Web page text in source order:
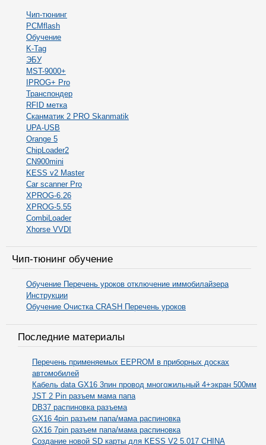
Чип-тюнинг
PCMflash
Обучение
K-Tag
ЭБУ
MST-9000+
IPROG+ Pro
Транспондер
RFID метка
Сканматик 2 PRO Skanmatik
UPA-USB
Orange 5
ChipLoader2
CN900mini
KESS v2 Master
Car scanner Pro
XPROG-6.26
XPROG-5.55
CombiLoader
Xhorse VVDI
Чип-тюнинг обучение
Обучение Перечень уроков отключение иммобилайзера
Инструкции
Обучение Очистка CRASH Перечень уроков
Последние материалы
Перечень применяемых EEPROM в приборных досках
автомобилей
Кабель data GX16 3пин провод многожильный 4+экран 500мм
JST 2 Pin разъем мама папа
DB37 распиновка разъема
GX16 4pin разъем папа/мама распиновка
GX16 7pin разъем папа/мама распиновка
Cоздание новой SD карты для KESS V2 5.017 CHINA